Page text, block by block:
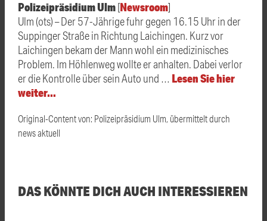
Polizeipräsidium Ulm[Newsroom]
Ulm (ots) – Der 57-Jährige fuhr gegen 16.15 Uhr in der
Suppinger Straße in Richtung Laichingen. Kurz vor
Laichingen bekam der Mann wohl ein medizinisches
Problem. Im Höhlenweg wollte er anhalten. Dabei verlor
er die Kontrolle über sein Auto und … Lesen Sie hier
weiter…
Original-Content von: Polizeipräsidium Ulm, übermittelt durch
news aktuell
DAS KÖNNTE DICH AUCH INTERESSIEREN